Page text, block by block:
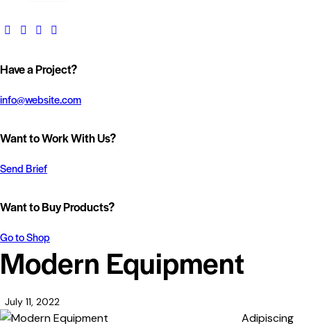
Have a Project?
info@website.com
Want to Work With Us?
Send Brief
Want to Buy Products?
Go to Shop
Modern Equipment
July 11, 2022
Adipiscing